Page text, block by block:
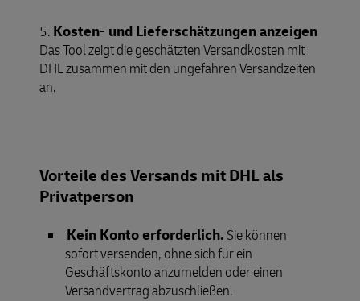
5. Kosten- und Lieferschätzungen anzeigen
Das Tool zeigt die geschätzten Versandkosten mit
DHL zusammen mit den ungefähren Versandzeiten
an.
Vorteile des Versands mit DHL als
Privatperson
Kein Konto erforderlich. Sie können
sofort versenden, ohne sich für ein
Geschäftskonto anzumelden oder einen
Versandvertrag abzuschließen.